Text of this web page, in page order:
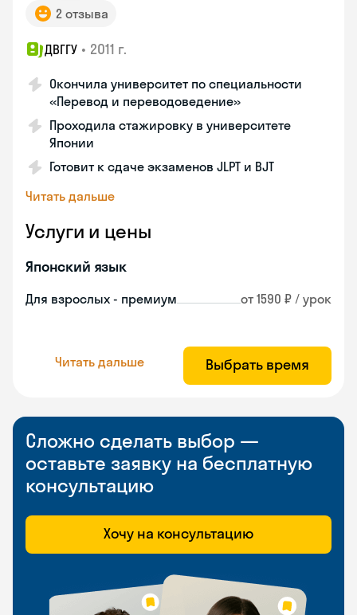
2 отзыва
ДВГГУ • 2011 г.
Окончила университет по специальности
«Перевод и переводоведение»
Проходила стажировку в университете
Японии
Готовит к сдаче экзаменов JLPT и BJT
Читать дальше
Услуги и цены
Японский язык
Для взрослых - премиум от 1590 ₽ / урок
Читать дальше Выбрать время
Сложно сделать выбор —
оставьте заявку на бесплатную
консультацию
Хочу на консультацию